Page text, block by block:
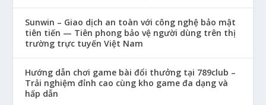
Sunwin – Giao dịch an toàn với công nghệ bảo mật
tiên tiến — Tiên phong bảo vệ người dùng trên thị
trường trực tuyến Việt Nam
Hướng dẫn chơi game bài đổi thưởng tại 789club –
Trải nghiệm đỉnh cao cùng kho game đa dạng và
hấp dẫn